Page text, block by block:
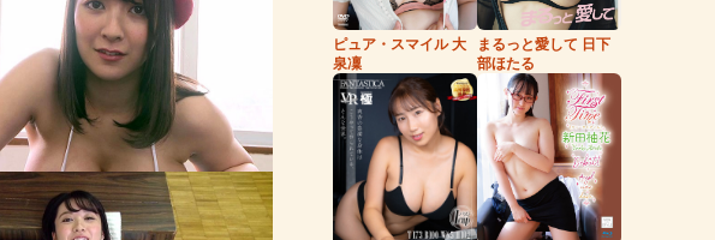
ピュア・スマイル 大
泉凜
まるっと愛して 日下
部ほたる